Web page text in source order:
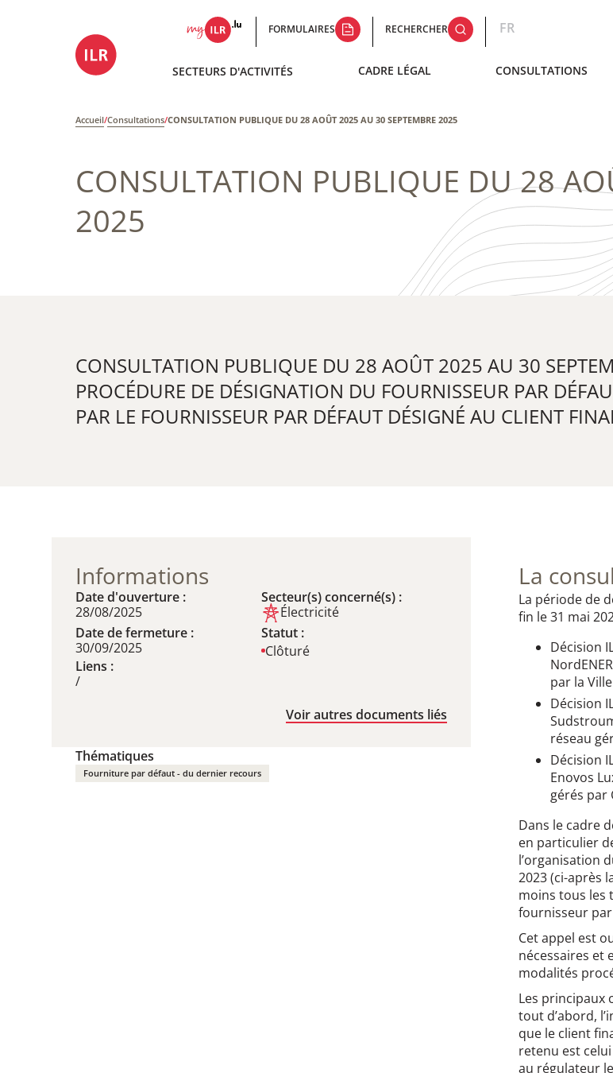
FORMULAIRES RECHERCHER FR
SECTEURS D'ACTIVITÉS CADRE LÉGAL CONSULTATIONS
Accueil/Consultations/CONSULTATION PUBLIQUE DU 28 AOÛT 2025 AU 30 SEPTEMBRE 2025
CONSULTATION PUBLIQUE DU 28
2025
CONSULTATION PUBLIQUE DU 28 AOÛT 2025 AU 30
PROCÉDURE DE DÉSIGNATION DU FOURNISSEUR PAR
PAR LE FOURNISSEUR PAR DÉFAUT DÉSIGNÉ AU CLIENT
Informations
Date d'ouverture :
28/08/2025
Secteur(s) concerné(s) :
Électricité
Date de fermeture :
30/09/2025
Statut :
Clôturé
Liens :
/
Voir autres documents liés
Thématiques
Fourniture par défaut - du dernier recours
La
La période de
fin le 31 mai
Décision
par la
Décision
réseau
Décision
Enovos
gérés par
Dans le cadre
en particulier
l’organisation
2023 (ci-après
moins tous les
fournisseur
Cet appel est
nécessaires et
modalités
Les principaux
tout d’abord,
que le client
retenu est
au régulateur